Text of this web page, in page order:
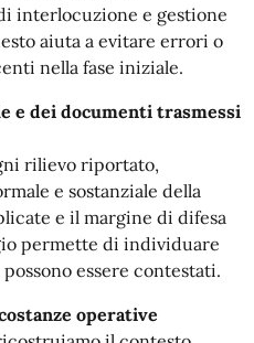
interlocuzione e gestione
aiuta a evitare errori o
nella fase iniziale.
e dei documenti trasmessi
rilievo riportato,
e sostanziale della
e il margine di difesa
permette di individuare
essere contestati.
operative